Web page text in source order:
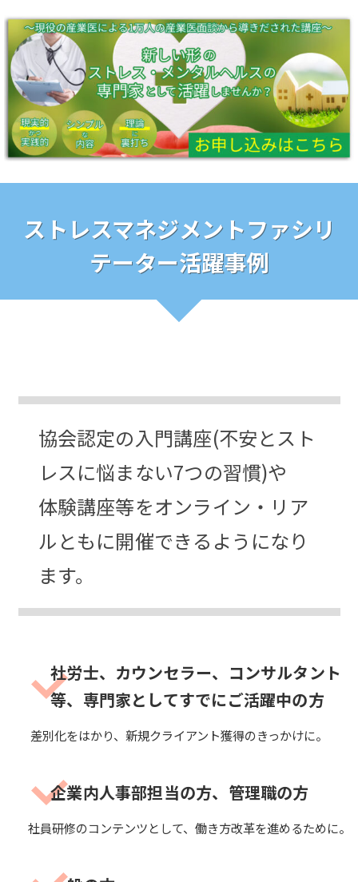
ストレスマネジメントファシリ
テーター活躍事例
協会認定の入門講座(不安とスト
レスに悩まない7つの習慣)や
体験講座等をオンライン・リア
ルともに開催できるようになり
ます。
社労士、カウンセラー、コンサルタント
等、専門家としてすでにご活躍中の方
差別化をはかり、新規クライアント獲得のきっかけに。
企業内人事部担当の方、管理職の方
社員研修のコンテンツとして、働き方改革を進めるために。